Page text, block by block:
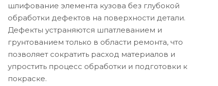
шлифование элемента кузова без глубокой
обработки дефектов на поверхности детали.
Дефекты устраняются шпатлеванием и
грунтованием только в области ремонта, что
позволяет сократить расход материалов и
упростить процесс обработки и подготовки к
покраске.